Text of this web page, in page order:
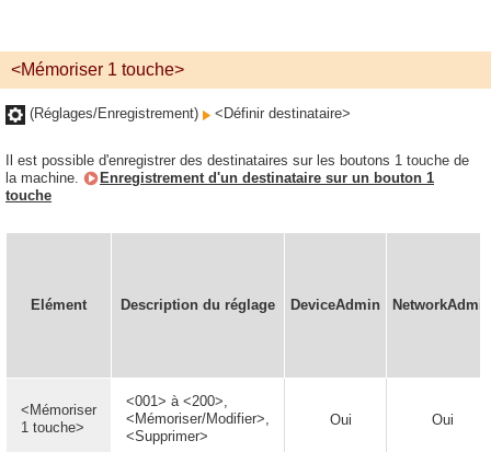
<Mémoriser 1 touche>
(Réglages/Enregistrement) <Définir destinataire>
Il est possible d'enregistrer des destinataires sur les boutons 1 touche de
la machine.
Enregistrement d'un destinataire sur un bouton 1
touche
Elément Description du réglage DeviceAdmin NetworkAdmin
<Mémoriser
1 touche>
<001> à <200>,
<Mémoriser/Modifier>,
<Supprimer>
Oui Oui